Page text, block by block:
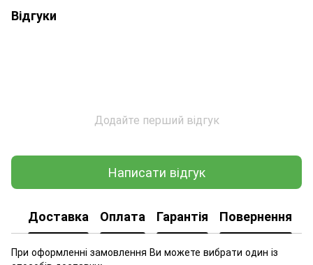
Відгуки
Додайте перший відгук
Написати відгук
Доставка Оплата Гарантія Повернення
При оформленні замовлення Ви можете вибрати один із